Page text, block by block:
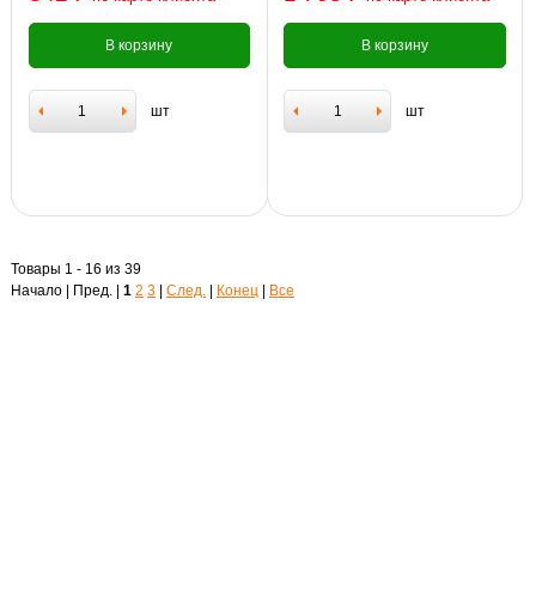
В корзину
шт
В корзину
шт
Товары 1 - 16 из 39
Начало | Пред. | 1 2 3 След. Конец Все